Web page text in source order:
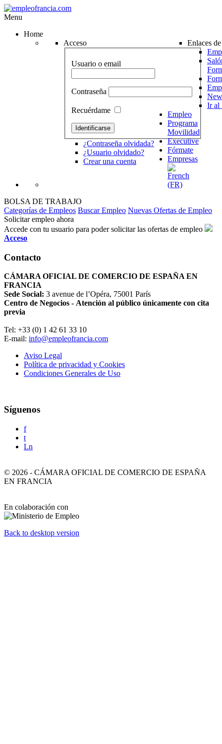
Menu
Home
Acceso
Usuario o email
Contraseña
Recuérdame
¿Contraseña olvidada?
¿Usuario olvidado?
Crear una cuenta
Enlaces
Ir al
Empleo
Programa
Movilidad
Executive
Fórmate
Empresas
BOLSA DE TRABAJO
Categorías de Empleos Buscar Empleo Nuevas Ofertas de Empleo
Solicitar empleo ahora
Accede con tu usuario para poder solicitar las ofertas de empleo
Acceso
Contacto
CÁMARA OFICIAL DE COMERCIO DE ESPAÑA EN
FRANCIA
Sede Social: 3 avenue de l’Opéra, 75001 París
Centro de Negocios - Atención al público únicamente con cita
previa
Tel: +33 (0) 1 42 61 33 10
E-mail: info@empleofrancia.com
Aviso Legal
Política de privacidad y Cookies
Condiciones Generales de Uso
Síguenos
f
t
Ln
© 2026 - CÁMARA OFICIAL DE COMERCIO DE ESPAÑA
EN FRANCIA
En colaboración con
Back to desktop version